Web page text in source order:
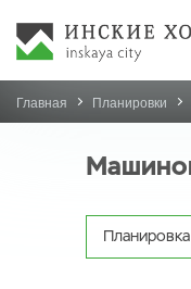
Главная Планировки
Планировка